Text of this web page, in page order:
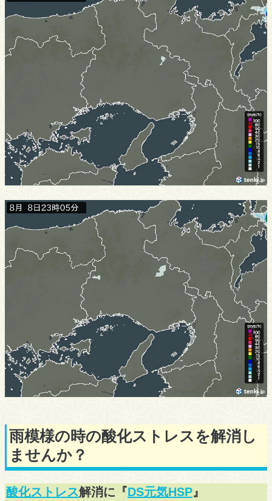
雨模様の時の酸化ストレスを解消し
ませんか？
酸化ストレス解消に『DS元気HSP』